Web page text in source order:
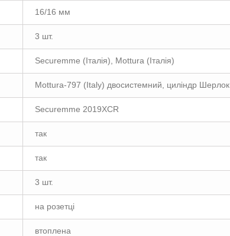
16/16 мм
3 шт.
Securemme (Італія), Mottura (Італія)
Mottura-797 (Italy) двосистемний, циліндр Шерлок
Securemme 2019XCR
так
так
3 шт.
на розетці
втоплена